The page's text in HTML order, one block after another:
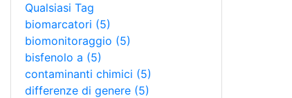
Qualsiasi Tag
biomarcatori (5)
biomonitoraggio (5)
bisfenolo a (5)
contaminanti chimici (5)
differenze di genere (5)